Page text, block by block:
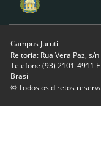
Campus Juruti
Reitoria: Rua Vera Paz, s/
Telefone (93) 2101-4911
Brasil
© Todos os diretos